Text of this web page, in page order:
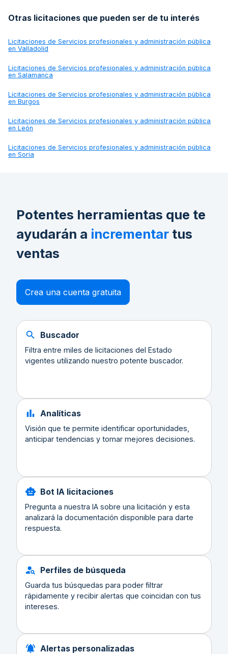
Otras licitaciones que pueden ser de tu interés
Licitaciones de Servicios profesionales y administración pública
en Valladolid
Licitaciones de Servicios profesionales y administración pública
en Salamanca
Licitaciones de Servicios profesionales y administración pública
en Burgos
Licitaciones de Servicios profesionales y administración pública
en León
Licitaciones de Servicios profesionales y administración pública
en Soria
Potentes herramientas que te
ayudarán a incrementar tus
ventas
Crea una cuenta gratuita
Buscador
Filtra entre miles de licitaciones del Estado
vigentes utilizando nuestro potente buscador.
Analíticas
Visión que te permite identificar oportunidades,
anticipar tendencias y tomar mejores decisiones.
Bot IA licitaciones
Pregunta a nuestra IA sobre una licitación y esta
analizará la documentación disponible para darte
respuesta.
Perfiles de búsqueda
Guarda tus búsquedas para poder filtrar
rápidamente y recibir alertas que coincidan con tus
intereses.
Alertas personalizadas